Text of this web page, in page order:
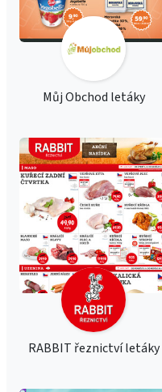
Můj Obchod letáky
RABBIT řeznictví letáky